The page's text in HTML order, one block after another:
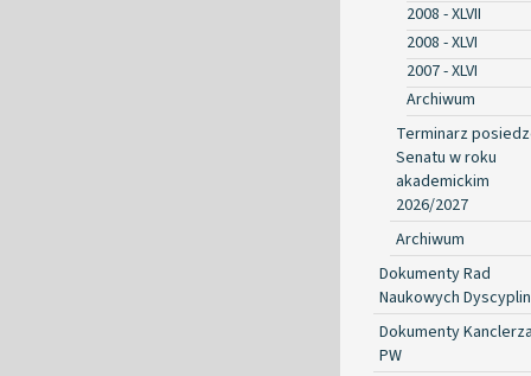
2008 - XLVII
2008 - XLVI
2007 - XLVI
Archiwum
Terminarz
Senatu w roku
akademickim
2026/2027
Archiwum
Dokumenty Rad
Naukowych Dyscyplin
Dokumenty
PW